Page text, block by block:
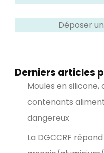
Déposer
Derniers articles
Moules en
contenants
dangereux
La DGCCRF